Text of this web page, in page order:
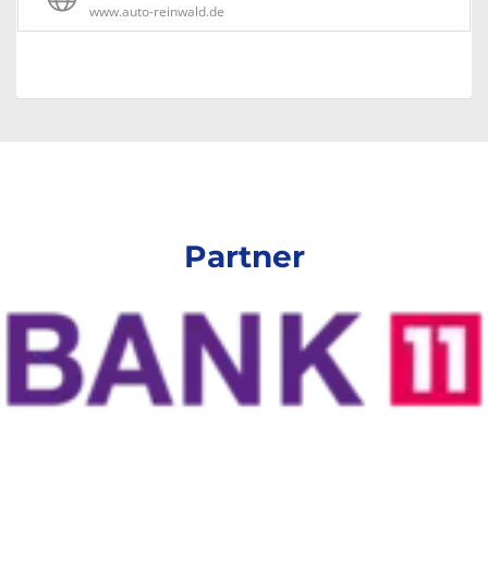
www.auto-reinwald.de
Partner